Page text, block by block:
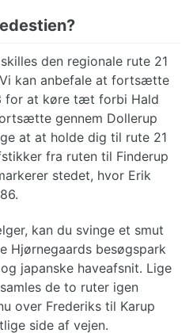
den regionale rute 21
kan anbefale at fortsætte
for at køre tæt forbi Hald
gennem Dollerup
at at holde dig til rute 21
fra ruten til Finderup
stedet, hvor Erik
kan du svinge et smut
Hjørnegaards besøgspark
japanske haveafsnit. Lige
de to ruter igen
over Frederiks til Karup
side af vejen.